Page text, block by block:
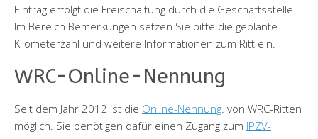
Eintrag erfolgt die Freischaltung durch die Geschäftsstelle.
Im Bereich Bemerkungen setzen Sie bitte die geplante
Kilometerzahl und weitere Informationen zum Ritt ein.
WRC-Online-Nennung
Seit dem Jahr 2012 ist die Online-Nennung . von WRC-Ritten
möglich. Sie benötigen dafür einen Zugang zum IPZV-